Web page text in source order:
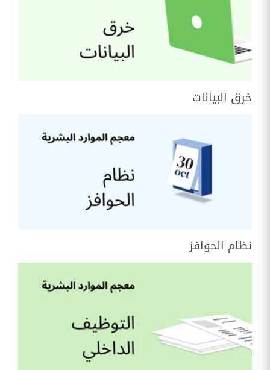
خرق البيانات
نظام الحوافز